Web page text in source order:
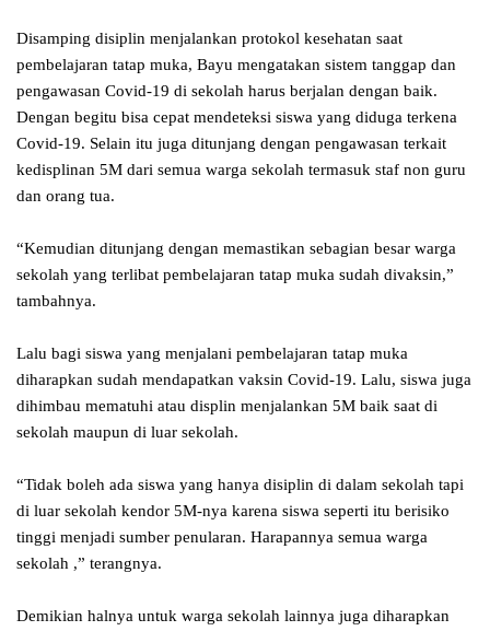
Disamping disiplin menjalankan protokol kesehatan saat
pembelajaran tatap muka, Bayu mengatakan sistem tanggap dan
pengawasan Covid-19 di sekolah harus berjalan dengan baik.
Dengan begitu bisa cepat mendeteksi siswa yang diduga terkena
Covid-19. Selain itu juga ditunjang dengan pengawasan terkait
kedisplinan 5M dari semua warga sekolah termasuk staf non guru
dan orang tua.
“Kemudian ditunjang dengan memastikan sebagian besar warga
sekolah yang terlibat pembelajaran tatap muka sudah divaksin,”
tambahnya.
Lalu bagi siswa yang menjalani pembelajaran tatap muka
diharapkan sudah mendapatkan vaksin Covid-19. Lalu, siswa juga
dihimbau mematuhi atau displin menjalankan 5M baik saat di
sekolah maupun di luar sekolah.
“Tidak boleh ada siswa yang hanya disiplin di dalam sekolah tapi
di luar sekolah kendor 5M-nya karena siswa seperti itu berisiko
tinggi menjadi sumber penularan. Harapannya semua warga
sekolah ,” terangnya.
Demikian halnya untuk warga sekolah lainnya juga diharapkan